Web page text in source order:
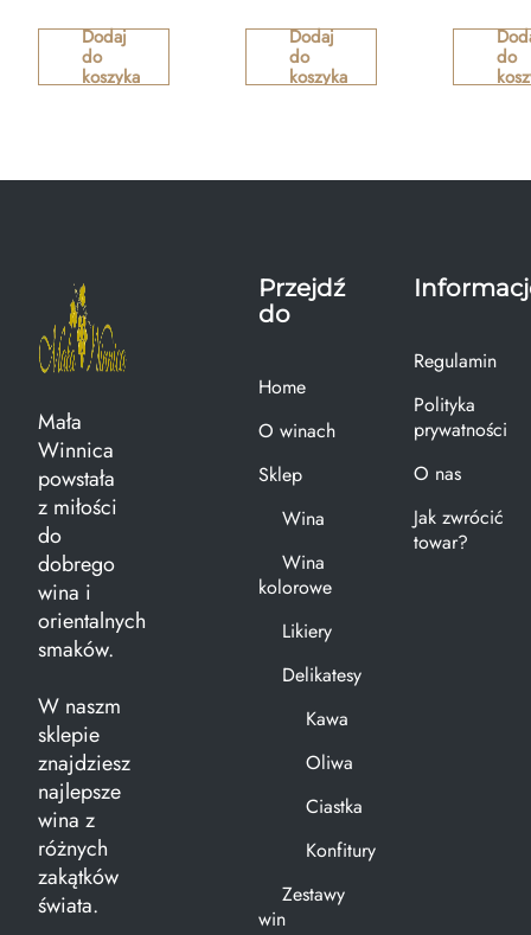
Dodaj
do
koszyka
Dodaj
do
koszyka
do
Mała
Winnica
powstała
z miłości
do
dobrego
wina i
orientalnych
smaków.
W naszm
sklepie
znajdziesz
najlepsze
wina z
różnych
zakątków
świata.
Przejdź
do
Home
O winach
Sklep
Wina
Wina
kolorowe
Likiery
Delikatesy
Kawa
Oliwa
Ciastka
Konfitury
Zestawy
win
Regulamin
Polityka
prywatności
O nas
Jak zwrócić
towar?